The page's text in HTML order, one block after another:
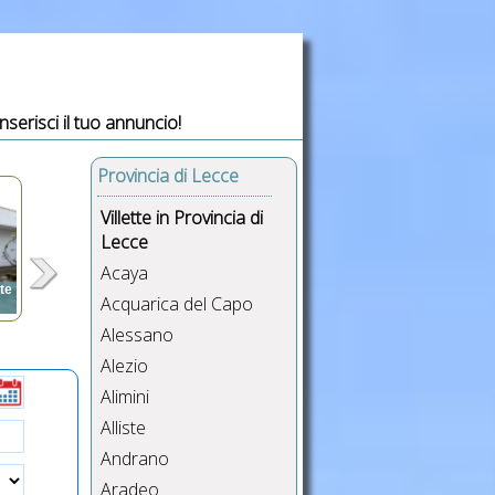
il tuo annuncio!
Provincia di Lecce
Villette in Provincia di
Lecce
Acaya
Acquarica del Capo
Alessano
Alezio
Alimini
Alliste
Andrano
Aradeo